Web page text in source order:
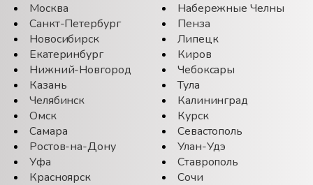
Москва
Санкт-Петербург
Новосибирск
Екатеринбург
Нижний-Новгород
Казань
Челябинск
Омск
Самара
Ростов-на-Дону
Уфа
Красноярск
Набережные Челны
Пенза
Липецк
Киров
Чебоксары
Тула
Калининград
Курск
Севастополь
Улан-Удэ
Ставрополь
Сочи